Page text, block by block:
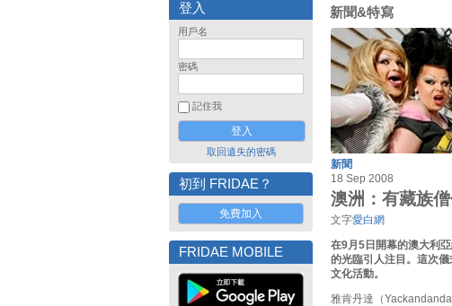
登入
用戶名
密碼
記住我
取回遺失的密碼
初到 FRIDAE？
免費加入
FRIDAE MOBILE
新聞&特寫
新聞
18 Sep 2008
澳洲：有藏族
文字愛白網
在9月5日開幕的澳大利
的光臨引人注目。這次
文化活動。
雅肯丹達（